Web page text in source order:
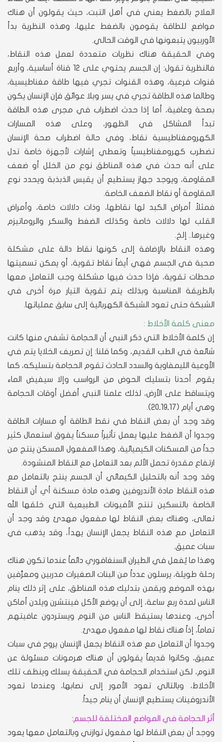
العلاج بالضغط يعني في أهل التبت، حيث يقولون أن هناك
مواضع للطاقة يقومون بالضغط عليها، وهذه النظرية بدأ
الأوربيون يتبعونها في الوقت الحالي.
وفي الحقيقة هناك نظريات متعددة لعمل هذه النقاط،
فالنظرية تقول: إن الجسم يحتوي على 12 قناة أساسية، وأربع
قنوات فرعية، وهذه القنوات تجري فيها طاقة مغناطيسية،
وطالما هذه الطاقة تجري في يسر وبلا عوائق فإن الإنسان يكون
بصحة وعافية، أما إذا حدث اضطراب في مجرى هذه الطاقة
تبدأ المشاكل في الظهور، وعلى هذه المسارات
الكهرومغناطيسية نقاط، وفي حالة اضطراب صحة الإنسان
تضطرب كهرومغناطيسياً وتعطي إشارات لأجهزة خاصة تدل
على أنه حدث في هذه المناطق نوع من الخلل أو ضعف
المقاومة، ويوجد جهاز يستطيع أن يقيس الذبذبة ويحدد نوع
المقاومة أو نقاط الضعف الخاصة.
فمثلاً أمراض الكبد لها نقاطها، وذات دلالات خاصة، وأمراض
القلب لها دلالات خاصة وكذلك الضغط والسكر والروماتيزم
وغيرها.. إلخ.
وهذه النقاط بالإضافة إلى كونها نقاط دالة على مشكلة
صحية في الجسم فهي أيضاً نقاط تقوية، أو يمكن تسميتها
محطات تقوية، فإذا حدث فيها مشكلة وجب التعامل معها
بالطريقة المناسبة وبذلك يتم تقوية التيار مرة أخرى في
الشبكة حتى تعود الشبكة الكهربائية إلى سابق عملياتها.
معنى كلمة الأخلاط :
إن كلمة الأخلاط التي ذكر النبي أن الحجامة تشفي منها كانت
شائعة في الطب القديم، وكما قلنا: إن تصريف الخلايا يتم في
الأوعية الليمفاوية والسدد الحادث تقوم الحجامة بتسليكه، كما
يقوم أحدنا بتسليك الحوض من الرواسب وإلا سيفيض الماء
ويتساقط على الأرض، لذلك علمنا النبي أفضل أوقات الحجامة
وهي أيام (17ـ19ـ20).
وقد وجد أن بعض النقاط في نقط الطاقة أو مسارات الطاقة
وجدوا أن الضغط عليها يعمل تأثيراً مسكناً يفوق استعمال كثير
جداً من المسكنات الكيميائية، وهذا المفعول المسكن ينتج من
ارتفاع مقدرة تحمل الألم بعد التعامل مع النقاط المنشودة.
وقد وجد أنه بالتحليل الكيمائي أن الجسم ينتج بالتعامل مع
هذه النقاط مادة الأندروفين وهذه مادة مسكنة أي أن النقاط
الخاصة بالتسكين تنتج الأفيونات الطبيعية التي خلقها الله
تعالى، وهناك بعض النقاط لها مفعول مهدئ وقد وجد أن
التعامل مع هذه النقاط يجعل الإنسان يهدأ، وقد يذهب في
سبات عميق.
وهذا ما يُفعل في الطيران السنغافوري دائماً عندما تكون هناك
رحلة طويلة، يرسلون عدداً من البنات الصغيرات مدربين ومعرَّفين
بهذه الموضع ويقمن بتدليك هذه المناطق، على إثر ذلك ينام
الناس لمدة ربع ساعة، إلى أن يوضع الأكل فينتشرن ويلدن أماكن
أخرى، وعندها يستيقظ الناس من النوم ويستردون عافيتهم
تماماً، إذاً هناك نقاط لها مفعول مهدئ.
وجدوا أن التعامل مع هذه النقاط يجعل الإنسان يروح في سبات
عميق، وكانوا قديماً يقولون أن هناك هرمونات مسئولة عن
النوم، لكن استخدام الحجامة في الحقيقة يسلك وينظف تلك
الأخلاط، وبالتالي تعود الأمور إلى نصابها، وعندما تعود
الأندروفينات يستطيع الإنسان أن ينام جيداً.
أثر الحجامة في المواضع المختلفة للجسم:
ووجد أن بعض النقاط لها مفعول توازني وبالتعامل معها يعود